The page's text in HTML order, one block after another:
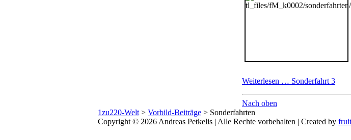
Weiterlesen … Sonderfahrt 3
Nach oben
1zu220-Welt> Vorbild-Beiträge > Sonderfahrten
Copyright © 2026 Andreas Petkelis | Alle Rechte vorbehalten | Created by